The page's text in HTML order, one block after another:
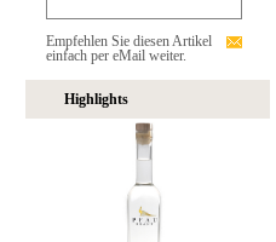
Empfehlen Sie diesen Artikel
einfach per eMail weiter.
Highlights